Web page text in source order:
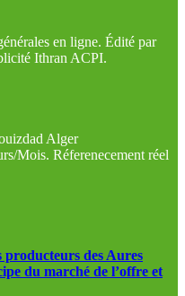
en ligne. Édité par
Ithran ACPI.
Alger
Mois. Réferenecement réel
producteurs des Aures
du marché de l’offre et